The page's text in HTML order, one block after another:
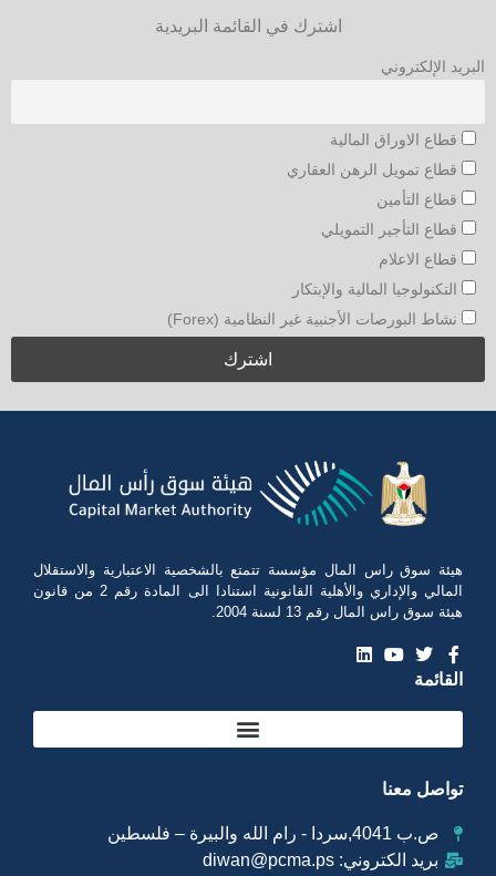
اشترك في القائمة البريدية
البريد الإلكتروني
قطاع الاوراق المالية
قطاع تمويل الرهن العقاري
قطاع التأمين
قطاع التأجير التمويلي
قطاع الاعلام
التكنولوجيا المالية والإبتكار
نشاط البورصات الأجنبية غير النظامية (Forex)
هيئة سوق راس المال مؤسسة تتمتع بالشخصية الاعتبارية والاستقلال
المالي والإداري والأهلية القانونية استنادا الى المادة رقم 2 من قانون
هيئة سوق راس المال رقم 13 لسنة 2004.
القائمة
تواصل معنا
ص.ب 4041,سردا - رام الله والبيرة – فلسطين
بريد الكتروني: diwan@pcma.ps